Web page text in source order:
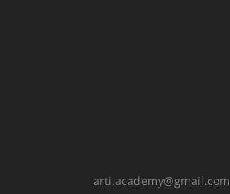
arti.academy@gmail.com